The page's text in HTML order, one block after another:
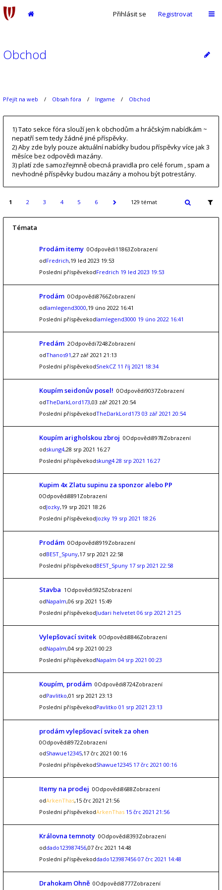
Přihlásit se Registrovat
Obchod
Přejít na web Obsah fóra Ingame Obchod
1) Tato sekce fóra slouží jen k obchodům a hráčským nabídkám ~
nepatří sem tedy žádné jiné příspěvky.
2) Aby zde byly pouze aktuální nabídky budou příspěvky více jak 3
měsíce bez odpovědi mazány.
3) platí zde samozřejmně obecná pravidla pro celé forum , spam a
nevhodné příspěvky budou mazány a mohou být potrestány.
1 2 3 4 5 6 129 témat
Témata
Prodám itemy 0Odpovědi11863Zobrazení
odFredrich,19 led 2023 19:53
Poslední příspěvekodFredrich 19 led 2023 19:53
Prodám 0Odpovědi8766Zobrazení
odIamlegend3000,19 úno 2022 16:41
Poslední příspěvekodIamlegend3000 19 úno 2022 16:41
Predám 2Odpovědi7248Zobrazení
odThanos91,27 zář 2021 21:13
Poslední příspěvekodSnekCZ 11 říj 2021 18:34
Koupím seidonův posel! 0Odpovědi9037Zobrazení
odTheDarkLord173,03 zář 2021 20:54
Poslední příspěvekodTheDarkLord173 03 zář 2021 20:54
Koupím arigholskou zbroj 0Odpovědi8978Zobrazení
odskung4,28 srp 2021 16:27
Poslední příspěvekodskung4 28 srp 2021 16:27
Kupim 4x Zlatu supinu za sponzor alebo PP
0Odpovědi8891Zobrazení
odJozky,19 srp 2021 18:26
Poslední příspěvekodJozky 19 srp 2021 18:26
Prodám 0Odpovědi8919Zobrazení
odBE5T_Spuny,17 srp 2021 22:58
Poslední příspěvekodBE5T_Spuny 17 srp 2021 22:58
Stavba 1Odpovědi5925Zobrazení
odNapalm,06 srp 2021 15:49
Poslední příspěvekodJudari helvetet 06 srp 2021 21:25
Vylepšovací svitek 0Odpovědi8846Zobrazení
odNapalm,04 srp 2021 00:23
Poslední příspěvekodNapalm 04 srp 2021 00:23
Koupím, prodám 0Odpovědi8724Zobrazení
odPavlitko,01 srp 2021 23:13
Poslední příspěvekodPavlitko 01 srp 2021 23:13
prodám vylepšovací svitek za ohen
0Odpovědi8972Zobrazení
odShawue12345,17 črc 2021 00:16
Poslední příspěvekodShawue12345 17 črc 2021 00:16
Itemy na prodej 0Odpovědi8688Zobrazení
odArkenThas,15 črc 2021 21:56
Poslední příspěvekodArkenThas 15 črc 2021 21:56
Královna temnoty 0Odpovědi8393Zobrazení
oddado123987456,07 črc 2021 14:48
Poslední příspěvekoddado123987456 07 črc 2021 14:48
Drahokam Ohně 0Odpovědi8777Zobrazení